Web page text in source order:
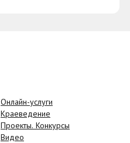
Онлайн-услуги
Краеведение
Проекты. Конкурсы
Видео